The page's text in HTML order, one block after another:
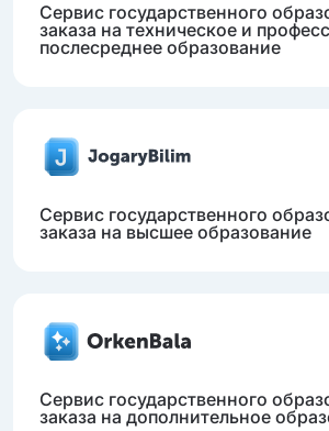
Сервис государственного
заказа на техническое и
послесреднее образование
Сервис государственного
заказа на высшее образование
Сервис государственного
заказа на дополнительное